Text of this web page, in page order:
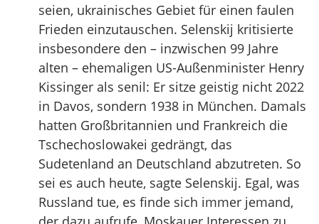
seien, ukrainisches Gebiet für einen faulen
Frieden einzutauschen. Selenskij kritisierte
insbesondere den – inzwischen 99 Jahre
alten – ehemaligen US-Außenminister Henry
Kissinger als senil: Er sitze geistig nicht 2022
in Davos, sondern 1938 in München. Damals
hatten Großbritannien und Frankreich die
Tschechoslowakei gedrängt, das
Sudetenland an Deutschland abzutreten. So
sei es auch heute, sagte Selenskij. Egal, was
Russland tue, es finde sich immer jemand,